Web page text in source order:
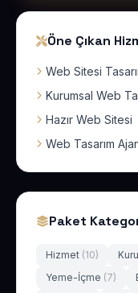
Öne Çıkan
Web Sitesi
Kurumsal Web
Hazır Web Sitesi
Web Tasarım
Paket
Hizmet (10)
Yeme-İçme (7)